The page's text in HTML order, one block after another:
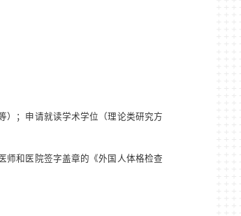
）；申请就读学术学位（理论类研究方
师和医院签字盖章的《外国人体格检查